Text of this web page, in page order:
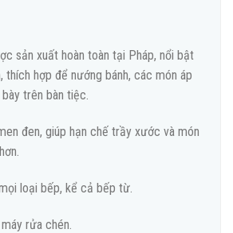
sản xuất hoàn toàn tại Pháp, nổi bật
thích hợp để nướng bánh, các món áp
trên bàn tiệc.
đen, giúp hạn chế trầy xước và món
loại bếp, kể cả bếp từ.
rửa chén.